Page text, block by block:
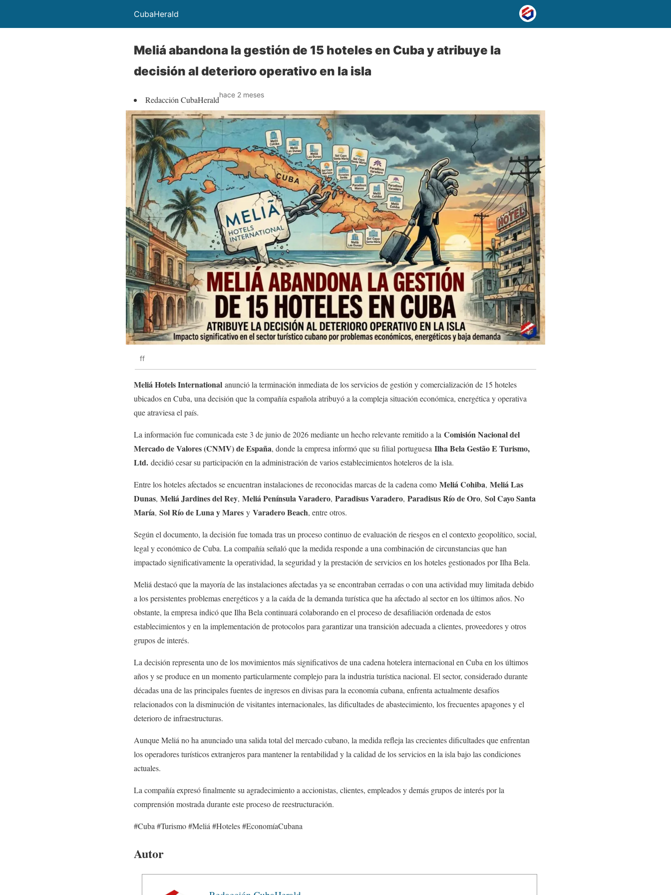
CubaHerald
Meliá abandona la gestión de 15 hoteles en Cuba y atribuye la
decisión al deterioro operativo en la isla
Redacción CubaHeraldhace 2 meses
ff
Meliá Hotels International anunció la terminación inmediata de los servicios de gestión y comercialización de 15 hoteles
ubicados en Cuba, una decisión que la compañía española atribuyó a la compleja situación económica, energética y operativa
que atraviesa el país.
La información fue comunicada este 3 de junio de 2026 mediante un hecho relevante remitido a la Comisión Nacional del
Mercado de Valores (CNMV) de España, donde la empresa informó que su filial portuguesa Ilha Bela Gestão E Turismo,
Ltd. decidió cesar su participación en la administración de varios establecimientos hoteleros de la isla.
Entre los hoteles afectados se encuentran instalaciones de reconocidas marcas de la cadena como Meliá Cohiba, Meliá Las
Dunas, Meliá Jardines del Rey, Meliá Península Varadero, Paradisus Varadero, Paradisus Río de Oro, Sol Cayo Santa
María, Sol Río de Luna y Mares y Varadero Beach, entre otros.
Según el documento, la decisión fue tomada tras un proceso continuo de evaluación de riesgos en el contexto geopolítico, social,
legal y económico de Cuba. La compañía señaló que la medida responde a una combinación de circunstancias que han
impactado significativamente la operatividad, la seguridad y la prestación de servicios en los hoteles gestionados por Ilha Bela.
Meliá destacó que la mayoría de las instalaciones afectadas ya se encontraban cerradas o con una actividad muy limitada debido
a los persistentes problemas energéticos y a la caída de la demanda turística que ha afectado al sector en los últimos años. No
obstante, la empresa indicó que Ilha Bela continuará colaborando en el proceso de desafiliación ordenada de estos
establecimientos y en la implementación de protocolos para garantizar una transición adecuada a clientes, proveedores y otros
grupos de interés.
La decisión representa uno de los movimientos más significativos de una cadena hotelera internacional en Cuba en los últimos
años y se produce en un momento particularmente complejo para la industria turística nacional. El sector, considerado durante
décadas una de las principales fuentes de ingresos en divisas para la economía cubana, enfrenta actualmente desafíos
relacionados con la disminución de visitantes internacionales, las dificultades de abastecimiento, los frecuentes apagones y el
deterioro de infraestructuras.
Aunque Meliá no ha anunciado una salida total del mercado cubano, la medida refleja las crecientes dificultades que enfrentan
los operadores turísticos extranjeros para mantener la rentabilidad y la calidad de los servicios en la isla bajo las condiciones
actuales.
La compañía expresó finalmente su agradecimiento a accionistas, clientes, empleados y demás grupos de interés por la
comprensión mostrada durante este proceso de reestructuración.
#Cuba #Turismo #Meliá #Hoteles #EconomíaCubana
Autor